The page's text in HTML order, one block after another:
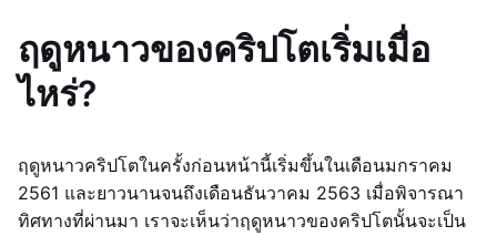
ฤดูหนาวของคริปโตเริ่มเมื่อ
ไหร่?
ฤดูหนาวคริปโตในครั้งก่อนหน้านี้เริ่มขึ้นในเดือนมกราคม
2561 และยาวนานจนถึงเดือนธันวาคม 2563 เมื่อพิจารณา
ทิศทางที่ผ่านมา เราจะเห็นว่าฤดูหนาวของคริปโตนั้นจะเป็น